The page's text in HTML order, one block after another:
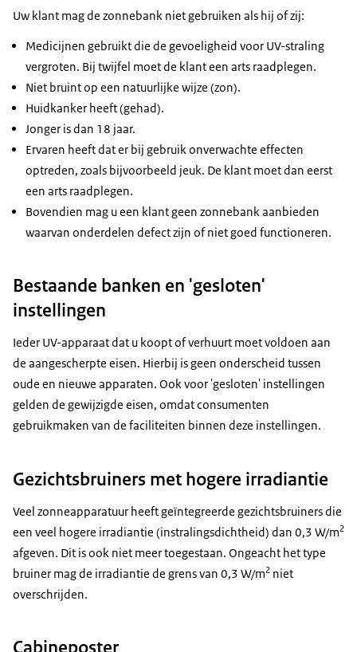
Uw klant mag de zonnebank niet gebruiken als hij of zij:
Medicijnen gebruikt die de gevoeligheid voor UV-straling
vergroten. Bij twijfel moet de klant een arts raadplegen.
Niet bruint op een natuurlijke wijze (zon).
Huidkanker heeft (gehad).
Jonger is dan 18 jaar.
Ervaren heeft dat er bij gebruik onverwachte effecten
optreden, zoals bijvoorbeeld jeuk. De klant moet dan eerst
een arts raadplegen.
Bovendien mag u een klant geen zonnebank aanbieden
waarvan onderdelen defect zijn of niet goed functioneren.
Bestaande banken en 'gesloten'
instellingen
Ieder UV-apparaat dat u koopt of verhuurt moet voldoen aan
de aangescherpte eisen. Hierbij is geen onderscheid tussen
oude en nieuwe apparaten. Ook voor 'gesloten' instellingen
gelden de gewijzigde eisen, omdat consumenten
gebruikmaken van de faciliteiten binnen deze instellingen.
Gezichtsbruiners met hogere irradiantie
Veel zonneapparatuur heeft geïntegreerde gezichtsbruiners die
een veel hogere irradiantie (instralingsdichtheid) dan 0,3 W/m2
afgeven. Dit is ook niet meer toegestaan. Ongeacht het type
bruiner mag de irradiantie de grens van 0,3 W/m2 niet
overschrijden.
Cabineposter